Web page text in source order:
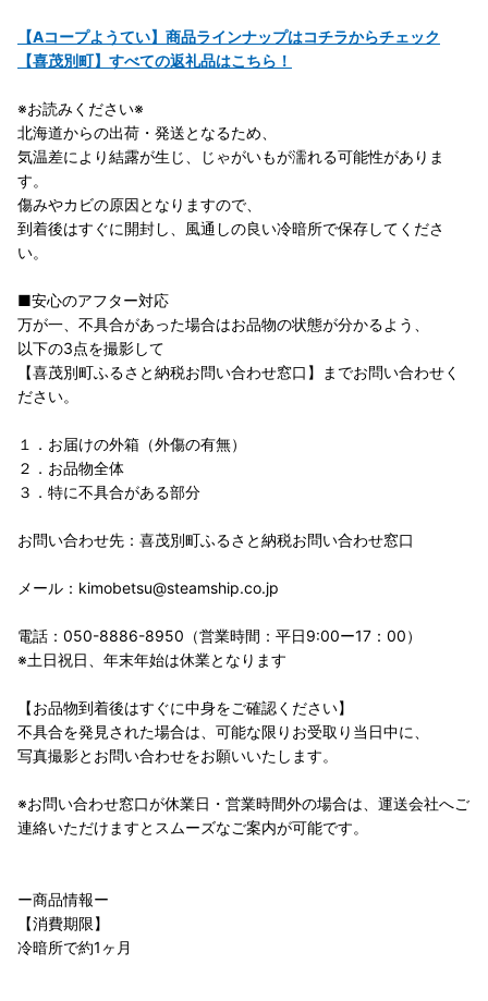
【Aコープようてい】商品ラインナップはコチラからチェック
【喜茂別町】すべての返礼品はこちら！
※お読みください※
北海道からの出荷・発送となるため、
気温差により結露が生じ、じゃがいもが濡れる可能性がありま
す。
傷みやカビの原因となりますので、
到着後はすぐに開封し、風通しの良い冷暗所で保存してくださ
い。
■安心のアフター対応
万が一、不具合があった場合はお品物の状態が分かるよう、
以下の3点を撮影して
【喜茂別町ふるさと納税お問い合わせ窓口】までお問い合わせく
ださい。
１．お届けの外箱（外傷の有無）
２．お品物全体
３．特に不具合がある部分
お問い合わせ先：喜茂別町ふるさと納税お問い合わせ窓口
メール：kimobetsu@steamship.co.jp
電話：050-8886-8950（営業時間：平日9:00ー17：00）
※土日祝日、年末年始は休業となります
【お品物到着後はすぐに中身をご確認ください】
不具合を発見された場合は、可能な限りお受取り当日中に、
写真撮影とお問い合わせをお願いいたします。
※お問い合わせ窓口が休業日・営業時間外の場合は、運送会社へご
連絡いただけますとスムーズなご案内が可能です。
ー商品情報ー
【消費期限】
冷暗所で約1ヶ月